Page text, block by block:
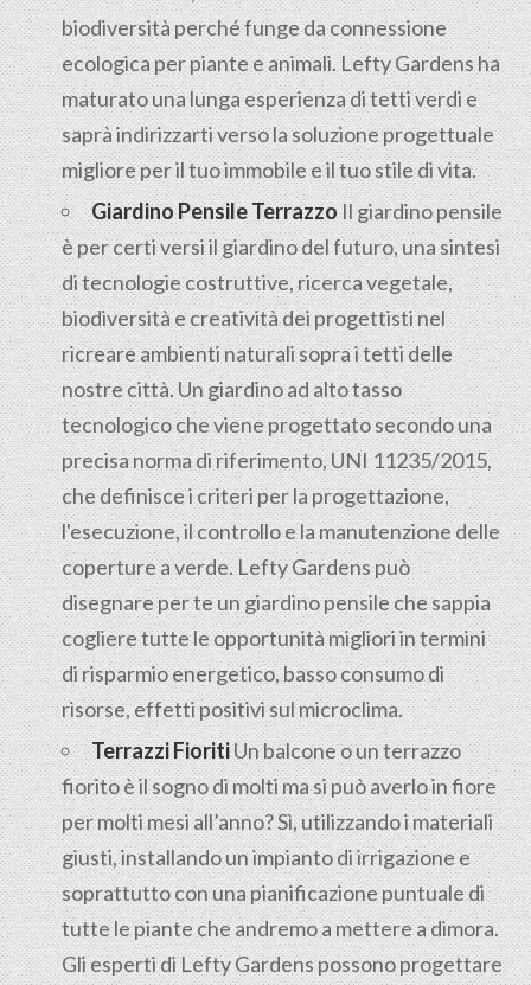
biodiversità perché funge da connessione
ecologica per piante e animali. Lefty Gardens ha
maturato una lunga esperienza di tetti verdi e
saprà indirizzarti verso la soluzione progettuale
migliore per il tuo immobile e il tuo stile di vita.
Giardino Pensile TerrazzoIl giardino pensile
è per certi versi il giardino del futuro, una sintesi
di tecnologie costruttive, ricerca vegetale,
biodiversità e creatività dei progettisti nel
ricreare ambienti naturali sopra i tetti delle
nostre città. Un giardino ad alto tasso
tecnologico che viene progettato secondo una
precisa norma di riferimento, UNI 11235/2015,
che definisce i criteri per la progettazione,
l'esecuzione, il controllo e la manutenzione delle
coperture a verde. Lefty Gardens può
disegnare per te un giardino pensile che sappia
cogliere tutte le opportunità migliori in termini
di risparmio energetico, basso consumo di
risorse, effetti positivi sul microclima.
Terrazzi FioritiUn balcone o un terrazzo
fiorito è il sogno di molti ma si può averlo in fiore
per molti mesi all’anno? Sì, utilizzando i materiali
giusti, installando un impianto di irrigazione e
soprattutto con una pianificazione puntuale di
tutte le piante che andremo a mettere a dimora.
Gli esperti di Lefty Gardens possono progettare